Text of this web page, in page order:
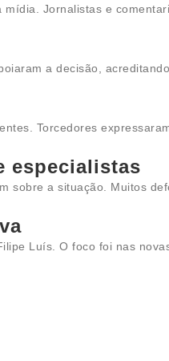
Jornalistas e
a decisão,
Torcedores
especialistas
sobre a situação. Muitos
Luís. O foco foi nas